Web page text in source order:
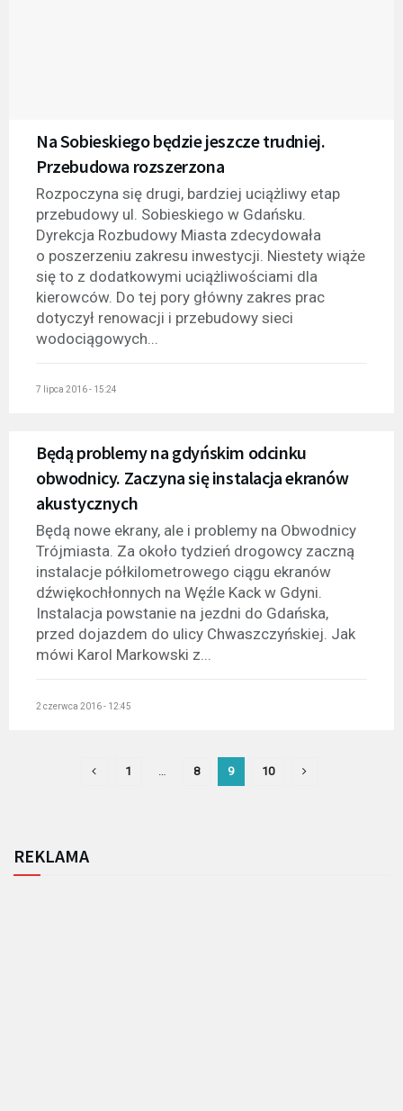
Na Sobieskiego będzie jeszcze trudniej.
Przebudowa rozszerzona
Rozpoczyna się drugi, bardziej uciążliwy etap
przebudowy ul. Sobieskiego w Gdańsku.
Dyrekcja Rozbudowy Miasta zdecydowała
o poszerzeniu zakresu inwestycji. Niestety wiąże
się to z dodatkowymi uciążliwościami dla
kierowców. Do tej pory główny zakres prac
dotyczył renowacji i przebudowy sieci
wodociągowych...
7 lipca 2016 - 15:24
Będą problemy na gdyńskim odcinku
obwodnicy. Zaczyna się instalacja ekranów
akustycznych
Będą nowe ekrany, ale i problemy na Obwodnicy
Trójmiasta. Za około tydzień drogowcy zaczną
instalacje półkilometrowego ciągu ekranów
dźwiękochłonnych na Węźle Kack w Gdyni.
Instalacja powstanie na jezdni do Gdańska,
przed dojazdem do ulicy Chwaszczyńskiej. Jak
mówi Karol Markowski z...
2 czerwca 2016 - 12:45
1 8 9 10
REKLAMA